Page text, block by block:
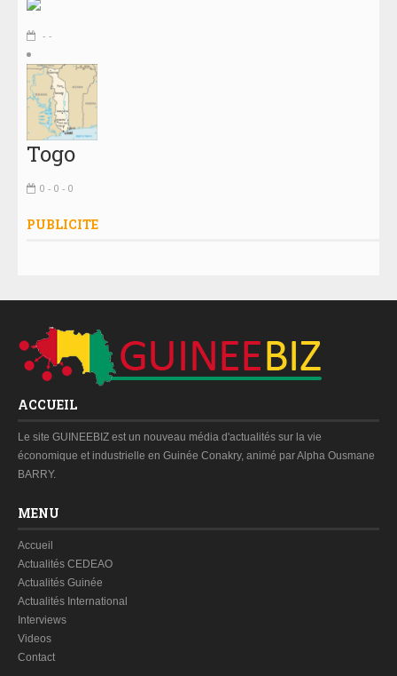
- -
Togo
0 - 0 - 0
PUBLICITE
ACCUEIL
Le site GUINEEBIZ est un nouveau média d'actualités sur la vie
économique et industrielle en Guinée Conakry, animé par Alpha Ousmane
BARRY.
MENU
Accueil
Actualités CEDEAO
Actualités Guinée
Actualités International
Interviews
Videos
Contact